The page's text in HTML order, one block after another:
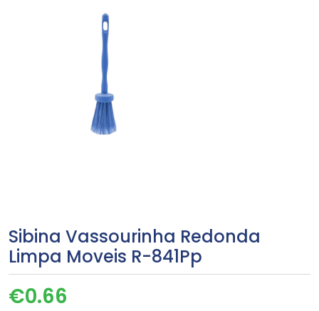
Sibina Vassourinha Redonda
Limpa Moveis R-841Pp
€0.66